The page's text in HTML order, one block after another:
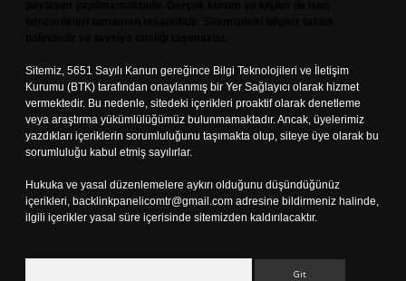
Sitemiz, 5651 Sayılı Kanun gereğince Bilgi Teknolojileri ve İletişim
Kurumu (BTK) tarafından onaylanmış bir Yer Sağlayıcı olarak hizmet
vermektedir. Bu nedenle, sitedeki içerikleri proaktif olarak denetleme
veya araştırma yükümlülüğümüz bulunmamaktadır. Ancak, üyelerimiz
yazdıkları içeriklerin sorumluluğunu taşımakta olup, siteye üye olarak bu
sorumluluğu kabul etmiş sayılırlar.
Hukuka ve yasal düzenlemelere aykırı olduğunu düşündüğünüz
içerikleri, backlinkpanelicomtr@gmail.com adresine bildirmeniz halinde,
ilgili içerikler yasal süre içerisinde sitemizden kaldırılacaktır.